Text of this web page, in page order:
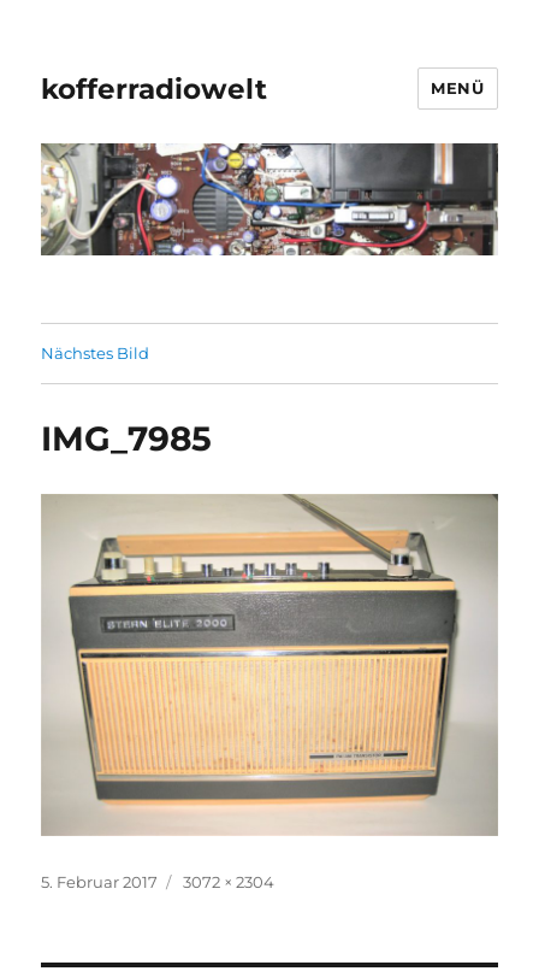
kofferradiowelt MENÜ
Nächstes Bild
IMG_7985
Veröffentlicht
5. Februar 2017
Volle
3072 × 2304